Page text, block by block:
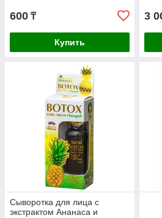
600 ₸
Купить
3
Сыворотка для лица с
экстрактом Ананаса и